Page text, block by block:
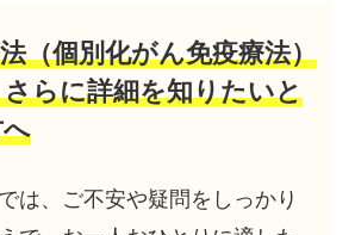
（個別化がん免疫療法）
さらに詳細を知りたいと
は、ご不安や疑問をしっかり